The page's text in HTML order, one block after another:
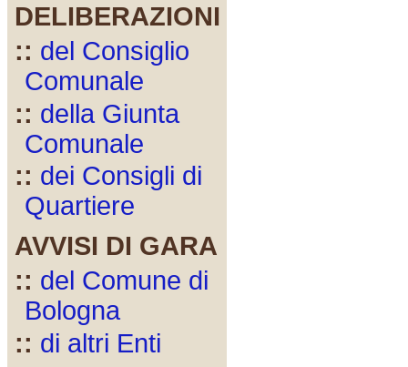
DELIBERAZIONI
:: del Consiglio
Comunale
:: della Giunta
Comunale
:: dei Consigli di
Quartiere
AVVISI DI GARA
:: del Comune di
Bologna
:: di altri Enti